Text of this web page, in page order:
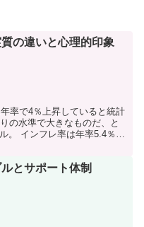
の違いと心理的印象
率で4％上昇していると統計
の水準で大きなものだ、と
。 インフレ率は年率5.4％な
とサポート体制